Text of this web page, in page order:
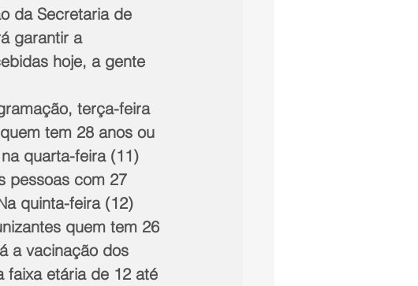
da Secretaria de
garantir a
hoje, a gente
terça-feira
tem 28 anos ou
quarta-feira (11)
pessoas com 27
quinta-feira (12)
quem tem 26
a vacinação dos
faixa etária de 12 até